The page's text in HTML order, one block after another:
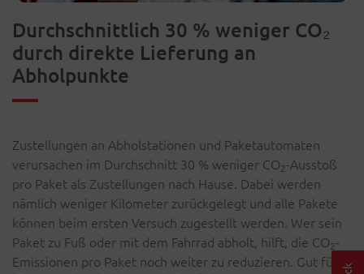
Durchschnittlich 30 % weniger CO₂
durch direkte Lieferung an
Abholpunkte
Zustellungen an Abholstationen und Paketautomaten
verursachen im Durchschnitt 30 % weniger CO2-Ausstoß
pro Paket als Zustellungen nach Hause. Dabei werden
nämlich weniger Kilometer zurückgelegt und alle Pakete
können beim ersten Versuch zugestellt werden. Wer sein
Paket zu Fuß oder mit dem Fahrrad abholt, hilft, die CO2-
Emissionen pro Paket noch weiter zu reduzieren. Gut für